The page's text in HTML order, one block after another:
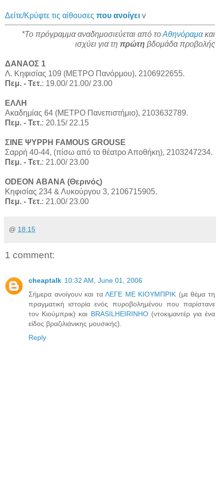
Δείτε/Κρύφτε τις αίθουσες που ανοίγει v
*Το πρόγραμμα αναδημοσιεύεται από τοΑθηνόραμακαι
ισχύει για τη πρώτη βδομάδα προβολής
ΔΑΝΑΟΣ 1
Λ. Κηφισίας 109 (ΜΕΤΡΟ Πανόρμου), 2106922655.
Πεμ. - Τετ.: 19.00/ 21.00/ 23.00
ΕΛΛΗ
Ακαδημίας 64 (ΜΕΤΡΟ Πανεπιστήμιο), 2103632789.
Πεμ. - Τετ.: 20.15/ 22.15
ΣΙΝΕ ΨΥΡΡΗ FAMOUS GROUSE
Σαρρή 40-44, (πίσω από το θέατρο Αποθήκη), 2103247234.
Πεμ. - Τετ.: 21.00/ 23.00
ODEON ΑΒΑΝΑ (Θερινός)
Κηφισίας 234 & Λυκούργου 3, 2106715905.
Πεμ. - Τετ.: 21.00/ 23.00
@ 18:15
1 comment:
cheaptalk 10:32 AM, June 01, 2006
Σήμερα ανοίγουν και ταΛΕΓΕ ΜΕ ΚΙΟΥΜΠΡΙΚ (με θέμα τη
πραγματική ιστορία ενός πυροβολημένου που παρίστανε
τον Κιούμπρικ) και BRASILHEIRINHO(ντοκιμαντέρ για ένα
είδος βραζιλιάνικης μουσικής).
Reply